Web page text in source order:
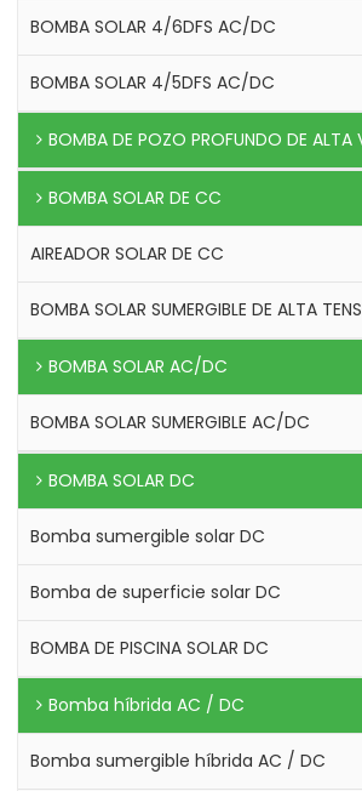
BOMBA SOLAR 4/6DFS AC/DC
BOMBA SOLAR 4/5DFS AC/DC
BOMBA DE POZO PROFUNDO DE ALTA
BOMBA SOLAR DE CC
AIREADOR SOLAR DE CC
BOMBA SOLAR SUMERGIBLE DE ALTA
BOMBA SOLAR AC/DC
BOMBA SOLAR SUMERGIBLE AC/DC
BOMBA SOLAR DC
Bomba sumergible solar DC
Bomba de superficie solar DC
BOMBA DE PISCINA SOLAR DC
Bomba híbrida AC / DC
Bomba sumergible híbrida AC / DC